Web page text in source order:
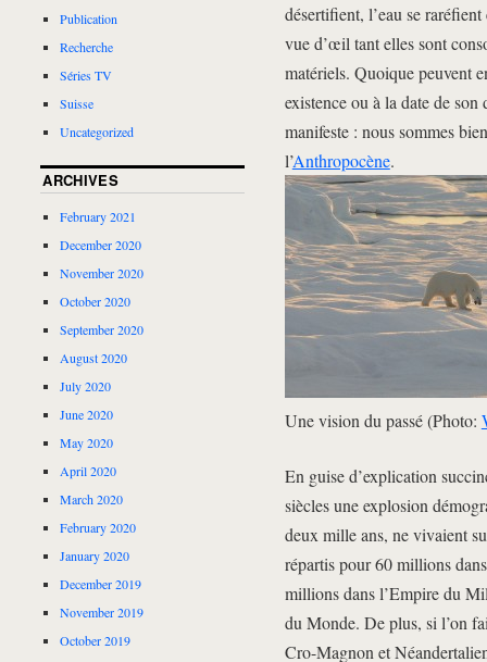
désertifient, l’eau se
vue d’œil tant elles sont
matériels. Quoique peuvent
existence ou à la date de
manifeste : nous sommes
l’Anthropocène.
Une vision du passé (Photo:
En guise d’explication
siècles une explosion
deux mille ans, ne vivaient
répartis pour 60 millions
millions dans l’Empire du
du Monde. De plus, si l’on
Cro-Magnon et
Publication
Recherche
Séries TV
Suisse
Uncategorized
ARCHIVES
February 2021
December 2020
November 2020
October 2020
September 2020
August 2020
July 2020
June 2020
May 2020
April 2020
March 2020
February 2020
January 2020
December 2019
November 2019
October 2019